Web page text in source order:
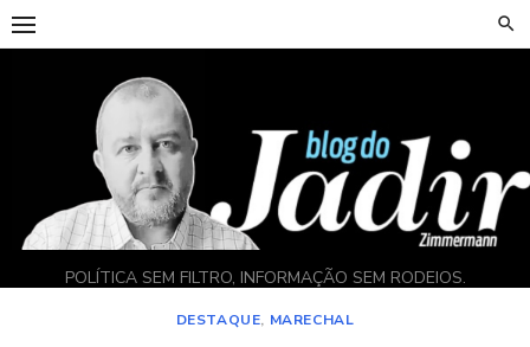
Skip
to
POLÍTICA SEM FILTRO, INFORMAÇÃO SEM RODEIOS.
DESTAQUE, MARECHAL